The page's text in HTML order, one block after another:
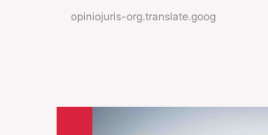
opiniojuris-org.translate.goog